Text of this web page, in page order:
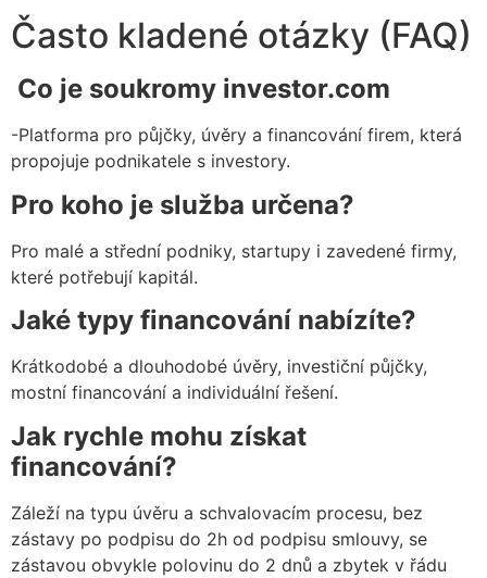
Často kladené otázky (FAQ)
Co je soukromy investor.com
-Platforma pro půjčky, úvěry a financování firem, která
propojuje podnikatele s investory.
Pro koho je služba určena?
Pro malé a střední podniky, startupy i zavedené firmy,
které potřebují kapitál.
Jaké typy financování nabízíte?
Krátkodobé a dlouhodobé úvěry, investiční půjčky,
mostní financování a individuální řešení.
Jak rychle mohu získat
financování?
Záleží na typu úvěru a schvalovacím procesu, bez
zástavy po podpisu do 2h od podpisu smlouvy, se
zástavou obvykle polovinu do 2 dnů a zbytek v řádu